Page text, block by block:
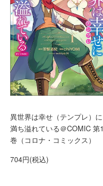
異世界は幸せ（テンプレ）に
満ち溢れている＠COMIC 第1
巻（コロナ・コミックス）
704円(税込)